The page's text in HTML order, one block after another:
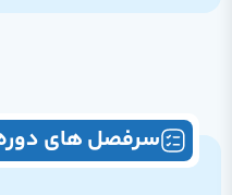
سرفصل های